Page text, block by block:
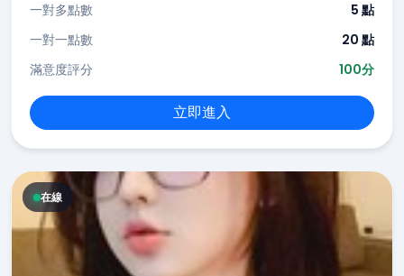
一對多點數
5 點
一對一點數
20 點
滿意度評分
100分
立即進入
在線